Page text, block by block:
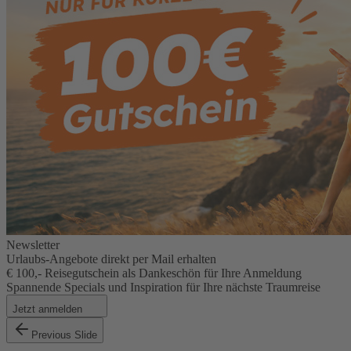
Newsletter
Urlaubs-Angebote direkt per Mail erhalten
€ 100,- Reisegutschein als Dankeschön für Ihre Anmeldung
Spannende Specials und Inspiration für Ihre nächste Traumreise
Jetzt anmelden
Previous Slide